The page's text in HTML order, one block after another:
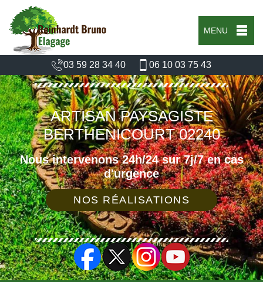
MENU
03 59 28 34 40 06 10 03 75 43
ARTISAN PAYSAGISTE
BERTHENICOURT 02240
Nous intervenons 24h/24 sur 7j/7 en cas
d'urgence
NOS RÉALISATIONS